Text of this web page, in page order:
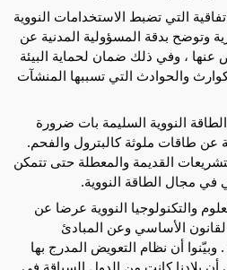
التي تضبط الاستخدامات النووية
وتوضح بدقة المسؤولية المدنية عن
عنها ، وفي ذلك ضمان لحماية البيئة
والحوادث التي تسببها المنشآت
النووية السليمة بات ضرورة
عن طاقات ملوثة كالبترول والفحم.
القديمة والمعطلة حتى تتمكن
في مجال الطاقة النووية.
والتكنولوجيا النووية عرضا عن
الأساسي وعن المبادئ
. وبيّنوا أن نظام التعويض المدرج بها